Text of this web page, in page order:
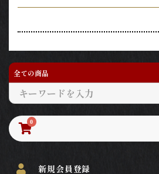
0
新規会員登録